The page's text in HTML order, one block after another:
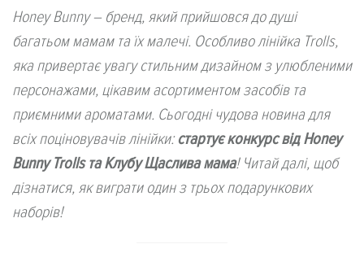
Honey Bunny – бренд, який прийшовся до душі
багатьом мамам та їх малечі. Особливо лінійка Trolls,
яка привертає увагу стильним дизайном з улюбленими
персонажами, цікавим асортиментом засобів та
приємними ароматами. Сьогодні чудова новина для
всіх поціновувачів лінійки:стартує конкурс від Honey
Bunny Trolls та Клубу Щаслива мама! Читай далі, щоб
дізнатися, як виграти один з трьох подарункових
наборів!